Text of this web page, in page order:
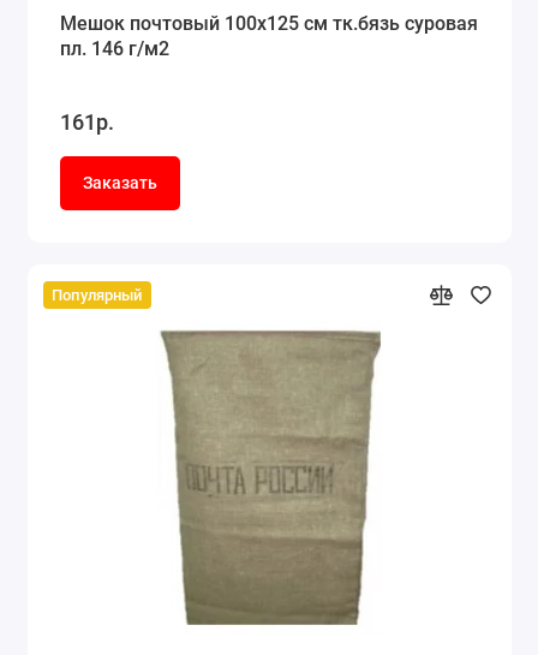
Мешок почтовый 100x125 см тк.бязь суровая
пл. 146 г/м2
161р.
Заказать
Популярный